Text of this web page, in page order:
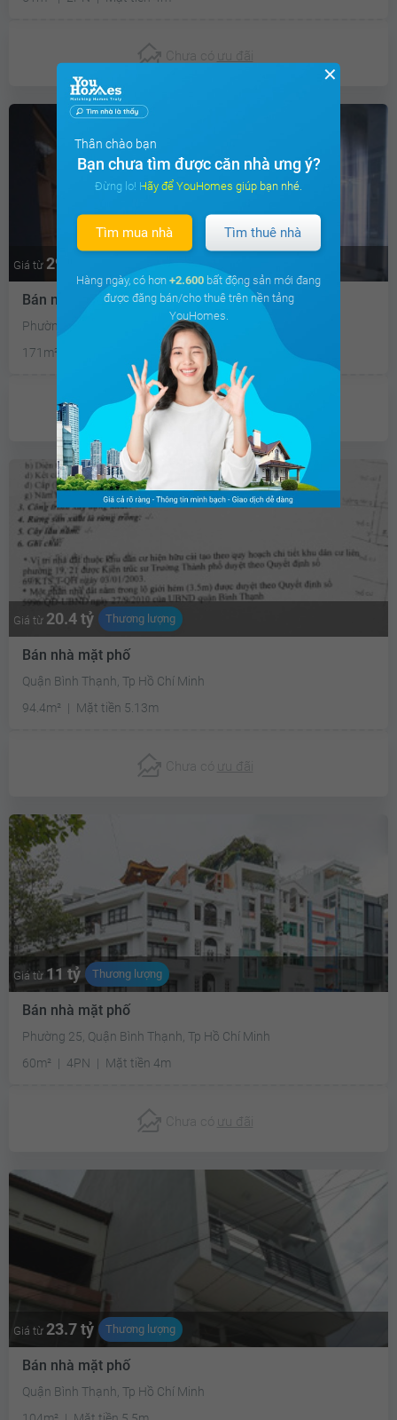
Chưa có ưu đãi
Giá từ 29.4 tỷ Thương lượng
Bán nhà mặt phố
Phường 2, Quận Bình Thạnh, Thành Phố Hồ Chí Minh
171m²
Chưa có ưu đãi
Giá từ 20.4 tỷ Thương lượng
Bán nhà mặt phố
Quận Bình Thạnh, Tp Hồ Chí Minh
94.4m²
Mặt tiền 5.13m
Chưa có ưu đãi
Giá từ 11 tỷ Thương lượng
Bán nhà mặt phố
Phường 25, Quận Bình Thạnh, Tp Hồ Chí Minh
60m²
4PN Mặt tiền 4m
Chưa có ưu đãi
Giá từ 23.7 tỷ Thương lượng
Bán nhà mặt phố
Quận Bình Thạnh, Tp Hồ Chí Minh
✕
Thân chào bạn
Bạn chưa tìm được căn nhà ưng ý?
Đừng lo! Hãy để YouHomes giúp bạn nhé.
Tìm mua nhà Tìm thuê nhà
Hàng ngày, có hơn +2.600 bất động sản mới đang
được đăng bán/cho thuê trên nền tảng
YouHomes.